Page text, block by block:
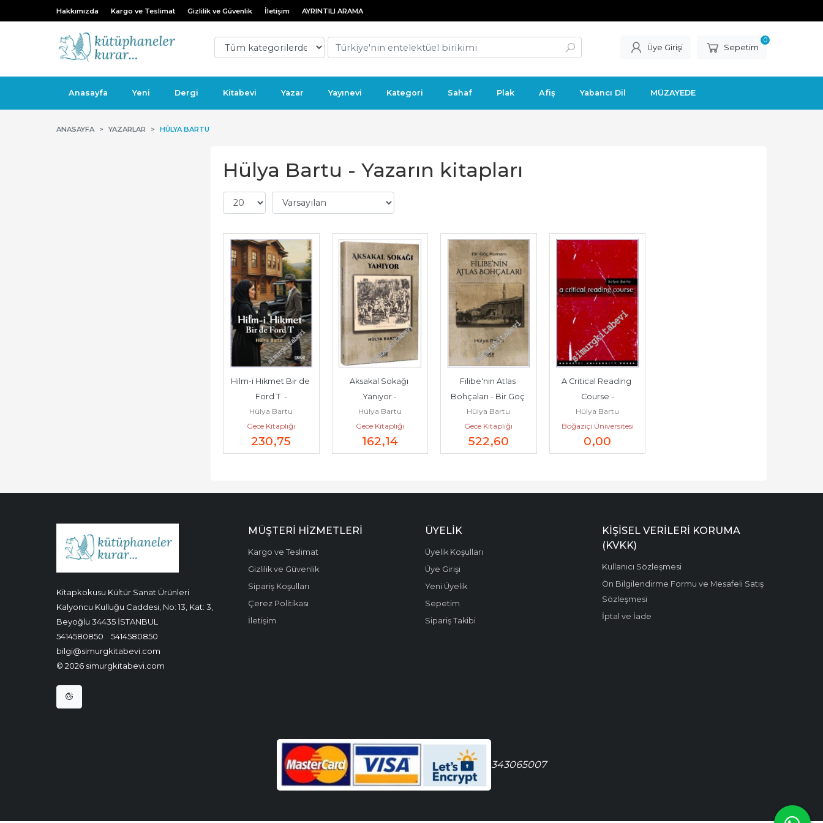
Hakkımızda Kargo ve Teslimat Gizlilik ve Güvenlik İletişim AYRINTILI ARAMA
Üye Girişi Sepetim
0
Anasayfa Yeni Dergi Kitabevi Yazar Yayınevi Kategori Sahaf Plak Afiş Yabancı Dil MÜZAYEDE
ANASAYFA YAZARLAR HÜLYA BARTU
Hülya Bartu - Yazarın kitapları
Hilm-i Hikmet Bir de
Ford T  -
Hülya Bartu
Gece Kitaplığı
230,75
Aksakal Sokağı
Yanıyor -
Hülya Bartu
Gece Kitaplığı
162,14
Filibe'nin Atlas
Bohçaları - Bir Göç
Romanı -
Hülya Bartu
Gece Kitaplığı
522,60
A Critical Reading
Course -
Hülya Bartu
Boğaziçi Üniversitesi
Yayınevi
0,00
Kitapkokusu Kültür Sanat Ürünleri
Kalyoncu Kulluğu Caddesi, No: 13, Kat: 3,
Beyoğlu 34435 İSTANBUL
5414580850
5414580850
bilgi@simurgkitabevi.com
© 2026 simurgkitabevi.com
MÜŞTERI HIZMETLERI
Kargo ve Teslimat
Gizlilik ve Güvenlik
Sipariş Koşulları
Çerez Politikası
İletişim
ÜYELIK
Üyelik Koşulları
Üye Girişi
Yeni Üyelik
Sepetim
Sipariş Takibi
KIŞISEL VERILERI KORUMA
(KVKK)
Kullanıcı Sözleşmesi
Ön Bilgilendirme Formu ve Mesafeli Satış
Sözleşmesi
İptal ve İade
343065007